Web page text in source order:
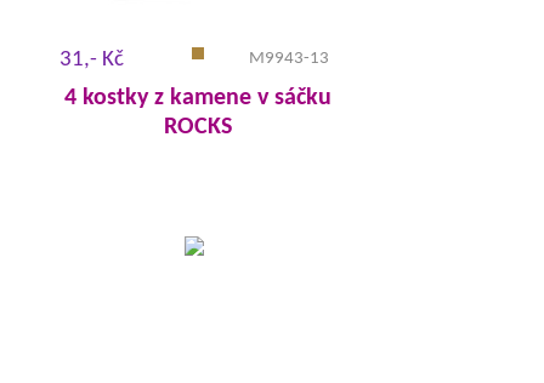
31,- Kč M9943-13
4 kostky z kamene v sáčku
ROCKS